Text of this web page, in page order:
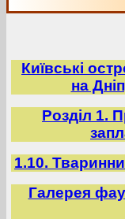
Київські
на
Розділ 1.
1.10.
Галерея